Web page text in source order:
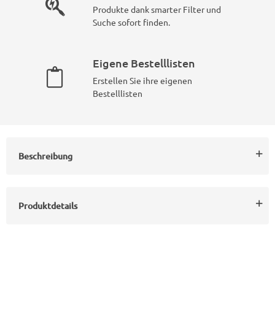
Produkte dank smarter Filter und
Suche sofort finden.
Eigene Bestelllisten
Erstellen Sie ihre eigenen
Bestelllisten
Beschreibung
Produktdetails